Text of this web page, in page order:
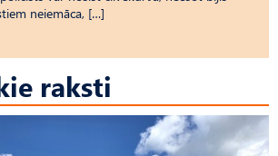
neiemāca, […]
raksti